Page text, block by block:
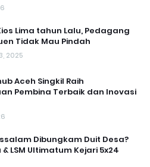
Lima tahun Lalu, Pedagang
Tidak Mau Pindah
2025
Aceh Singkil Raih
Pembina Terbaik dan Inovasi
Dibungkam Duit Desa?
LSM Ultimatum Kejari 5x24